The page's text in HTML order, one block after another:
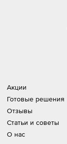
Акции
Готовые решения
Отзывы
Статьи и советы
О нас